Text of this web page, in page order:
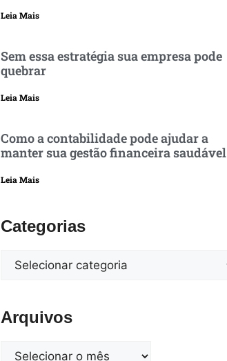
Leia Mais
Sem essa estratégia sua empresa pode
quebrar
Leia Mais
Como a contabilidade pode ajudar a
manter sua gestão financeira saudável
Leia Mais
Categorias
Arquivos